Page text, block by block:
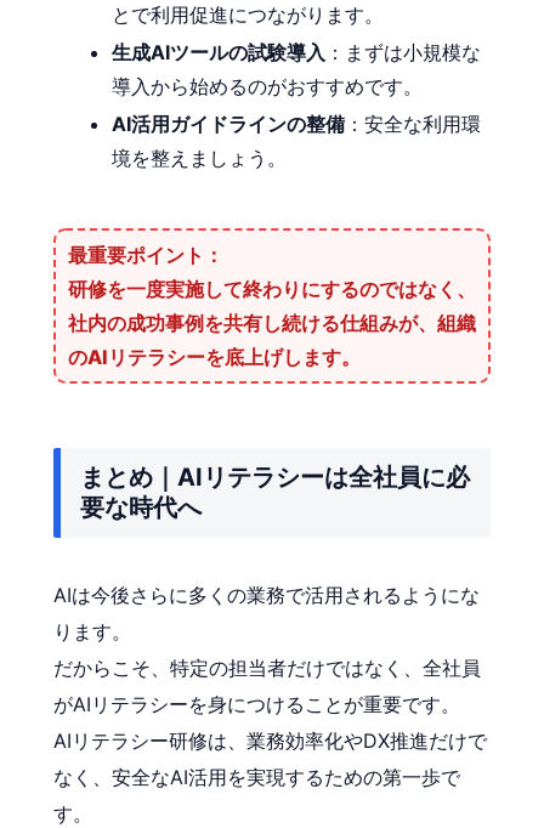
とで利用促進につながります。
生成AIツールの試験導入 ：まずは小規模な
導入から始めるのがおすすめです。
AI活用ガイドラインの整備 ：安全な利用環
境を整えましょう。
最重要ポイント：
研修を一度実施して終わりにするのではなく、
社内の成功事例を共有し続ける仕組みが、組織
のAIリテラシーを底上げします。
まとめ｜AIリテラシーは全社員に必
要な時代へ
AIは今後さらに多くの業務で活用されるようにな
ります。
だからこそ、特定の担当者だけではなく、全社員
がAIリテラシーを身につけることが重要です。
AIリテラシー研修は、業務効率化やDX推進だけで
なく、安全なAI活用を実現するための第一歩で
す。